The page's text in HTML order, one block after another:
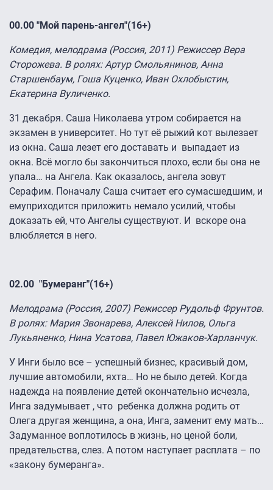
00.00 "Мой парень-ангел"(16+)
Комедия, мелодрама (Россия, 2011) Режиссер Вера
Сторожева. В ролях: Артур Смольянинов, Анна
Старшенбаум, Гоша Куценко, Иван Охлобыстин,
Екатерина Вуличенко.
31 декабря. Саша Николаева утром собирается на
экзамен в университет. Но тут её рыжий кот вылезает
из окна. Саша лезет его доставать и выпадает из
окна. Всё могло бы закончиться плохо, если бы она не
упала… на Ангела. Как оказалось, ангела зовут
Серафим. Поначалу Саша считает его сумасшедшим, и
емуприходится приложить немало усилий, чтобы
доказать ей, что Ангелы существуют. И вскоре она
влюбляется в него.
02.00 "Бумеранг"(16+)
Мелодрама (Россия, 2007) Режиссер Рудольф Фрунтов.
В ролях: Мария Звонарева, Алексей Нилов, Ольга
Лукьяненко, Нина Усатова, Павел Южаков-Харланчук.
У Инги было все – успешный бизнес, красивый дом,
лучшие автомобили, яхта… Но не было детей. Когда
надежда на появление детей окончательно исчезла,
Инга задумывает , что ребенка должна родить от
Олега другая женщина, а она, Инга, заменит ему мать…
Задуманное воплотилось в жизнь, но ценой боли,
предательства, слез. А потом наступает расплата – по
«закону бумеранга».